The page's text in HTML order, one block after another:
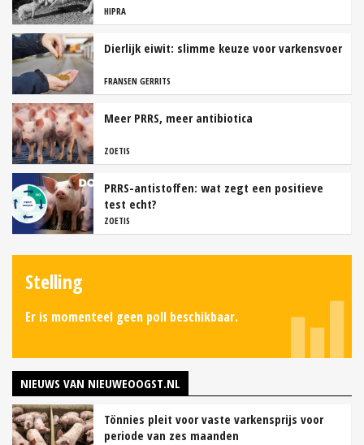
HIPRA
Dierlijk eiwit: slimme keuze voor varkensvoer
FRANSEN GERRITS
Meer PRRS, meer antibiotica
ZOETIS
PRRS-antistoffen: wat zegt een positieve
test echt?
ZOETIS
Stelling
Er is momenteel geen poll beschikbaar.
NIEUWS VAN NIEUWEOOGST.NL
Tönnies pleit voor vaste varkensprijs voor
periode van zes maanden